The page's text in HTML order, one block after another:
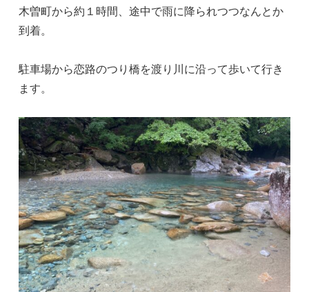
木曽町から約１時間、途中で雨に降られつつなんとか
到着。
駐車場から恋路のつり橋を渡り川に沿って歩いて行き
ます。